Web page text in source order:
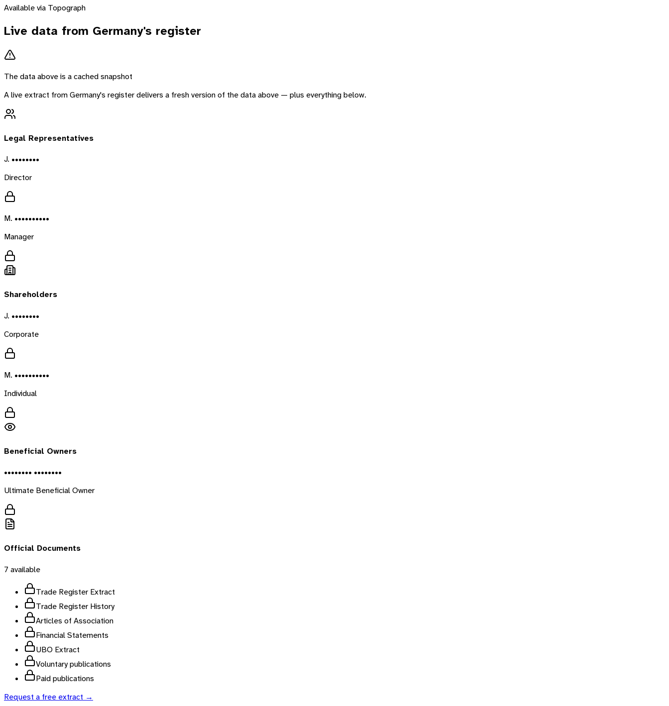
Available via Topograph
Live data from Germany's register
The data above is a cached snapshot
A live extract fromGermany's register delivers a fresh version of the data above — plus everything below.
Legal Representatives
J. ••••••••
Director
M. ••••••••••
Manager
Shareholders
J. ••••••••
Corporate
M. ••••••••••
Individual
Beneficial Owners
•••••••• ••••••••
Ultimate Beneficial Owner
Official Documents
7 available
Trade Register Extract
Trade Register History
Articles of Association
Financial Statements
UBO Extract
Voluntary publications
Paid publications
Request a free extract →